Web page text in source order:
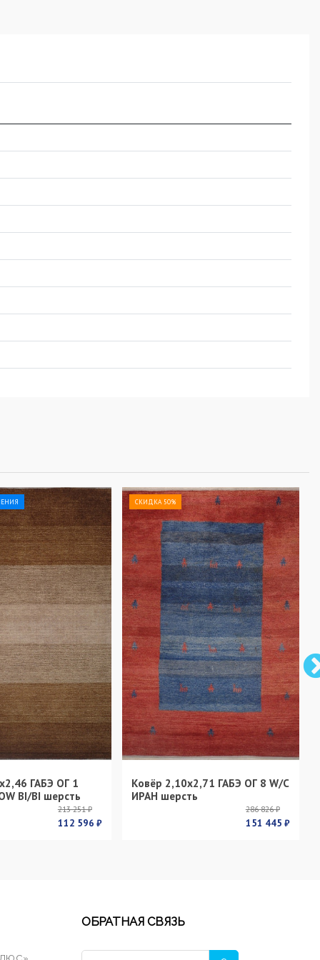
ГАБЭ ОГ 1
BI/BI шерсть
213 251 ₽
112 596 ₽
СКИДКА 50%
Ковёр 2,10х2,71 ГАБЭ ОГ 8 W/C
ИРАН шерсть
286 826 ₽
151 445 ₽
ОБРАТНАЯ СВЯЗЬ